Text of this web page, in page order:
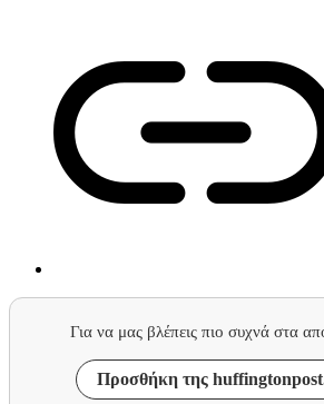
Για να μας βλέπεις πιο συχνά στα
Προσθήκη της